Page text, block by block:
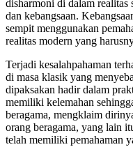
disharmoni di dalam realitas
dan kebangsaan.
sempit menggunakan
realitas modern yang
Terjadi kesalahpahaman
di masa klasik yang
dipaksakan hadir dalam
memiliki kelemahan
beragama, mengklaim
orang beragama, yang lain
telah memiliki pemahaman